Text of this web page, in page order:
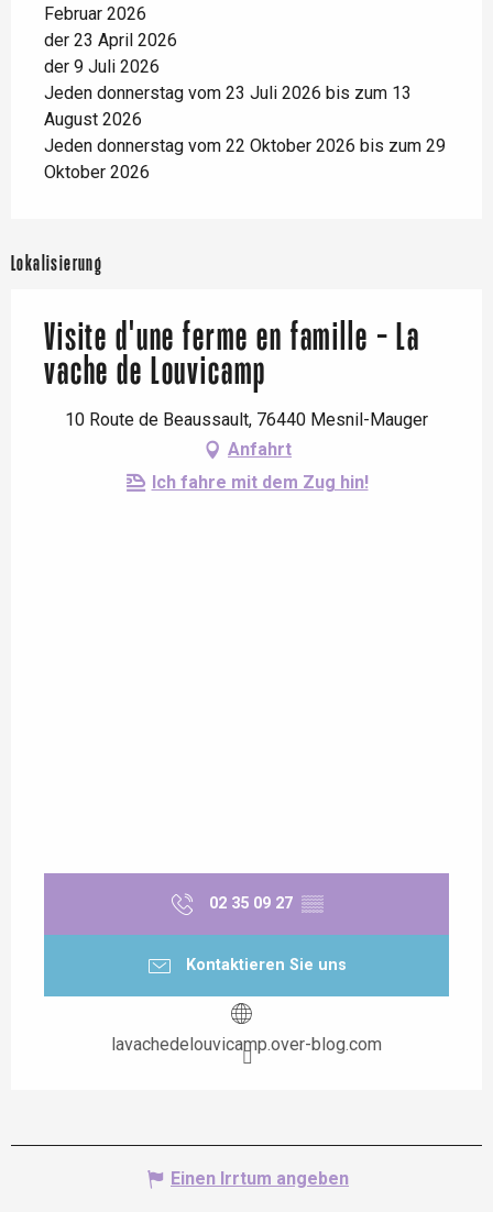
Februar 2026
der 23 April 2026
der 9 Juli 2026
Jeden donnerstag vom 23 Juli 2026 bis zum 13
August 2026
Jeden donnerstag vom 22 Oktober 2026 bis zum 29
Oktober 2026
Lokalisierung
Visite d'une ferme en famille - La
vache de Louvicamp
10 Route de Beaussault, 76440 Mesnil-Mauger
Anfahrt
Ich fahre mit dem Zug hin!
02 35 09 27 ▒▒
Kontaktieren Sie uns
lavachedelouvicamp.over-blog.com
Einen Irrtum angeben